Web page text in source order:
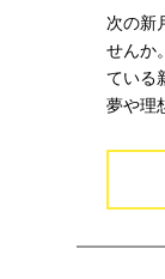
次の新
せんか
ている
夢や理